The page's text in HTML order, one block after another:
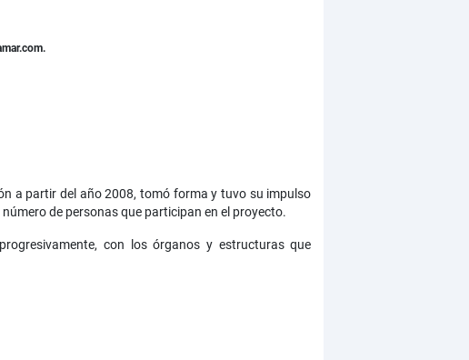
a partir del año 2008, tomó forma y tuvo su impulso
de personas que participan en el proyecto.
con los órganos y estructuras que